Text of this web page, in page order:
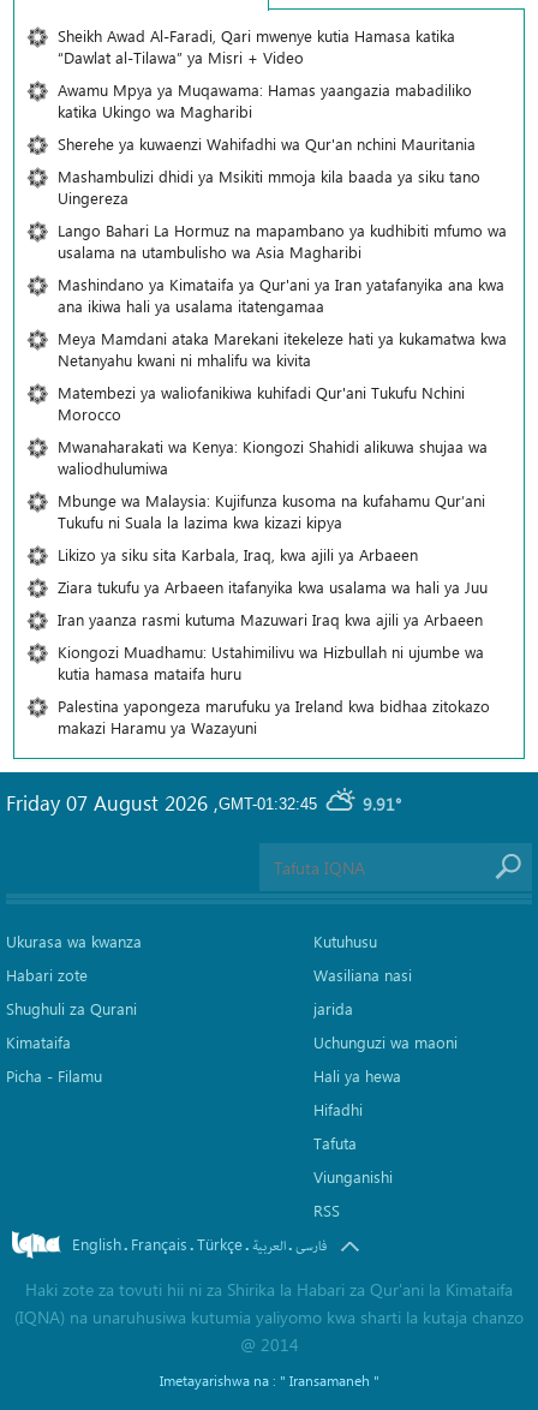
Sheikh Awad Al-Faradi, Qari mwenye kutia Hamasa katika
“Dawlat al-Tilawa” ya Misri + Video
Awamu Mpya ya Muqawama: Hamas yaangazia mabadiliko
katika Ukingo wa Magharibi
Sherehe ya kuwaenzi Wahifadhi wa Qur'an nchini Mauritania
Mashambulizi dhidi ya Msikiti mmoja kila baada ya siku tano
Uingereza
Lango Bahari La Hormuz na mapambano ya kudhibiti mfumo wa
usalama na utambulisho wa Asia Magharibi
Mashindano ya Kimataifa ya Qur'ani ya Iran yatafanyika ana kwa
ana ikiwa hali ya usalama itatengamaa
Meya Mamdani ataka Marekani itekeleze hati ya kukamatwa kwa
Netanyahu kwani ni mhalifu wa kivita
Matembezi ya waliofanikiwa kuhifadi Qur'ani Tukufu Nchini
Morocco
Mwanaharakati wa Kenya: Kiongozi Shahidi alikuwa shujaa wa
waliodhulumiwa
Mbunge wa Malaysia: Kujifunza kusoma na kufahamu Qur’ani
Tukufu ni Suala la lazima kwa kizazi kipya
Likizo ya siku sita Karbala, Iraq, kwa ajili ya Arbaeen
Ziara tukufu ya Arbaeen itafanyika kwa usalama wa hali ya Juu
Iran yaanza rasmi kutuma Mazuwari Iraq kwa ajili ya Arbaeen
Kiongozi Muadhamu: Ustahimilivu wa Hizbullah ni ujumbe wa
kutia hamasa mataifa huru
Palestina yapongeza marufuku ya Ireland kwa bidhaa zitokazo
makazi Haramu ya Wazayuni
GMT-01:32:45 9.91°
Friday 07 August 2026 ,
Ukurasa wa kwanza
Habari zote
Shughuli za Qurani
Kimataifa
Picha‎ - Filamu‎
Kutuhusu
Wasiliana nasi
jarida
Uchunguzi wa maoni
Hali ya hewa
Hifadhi
Tafuta
Viunganishi
RSS
English. Français.Türkçe. العربیة.فارسی
Haki zote za tovuti hii ni za Shirika la Habari za Qur'ani la Kimataifa
(IQNA) na unaruhusiwa kutumia yaliyomo kwa sharti la kutaja chanzo
@ 2014
Imetayarishwa na : " Iransamaneh "